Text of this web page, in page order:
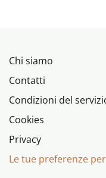
Chi siamo
Contatti
Condizioni del
Cookies
Privacy
Le tue preferenze